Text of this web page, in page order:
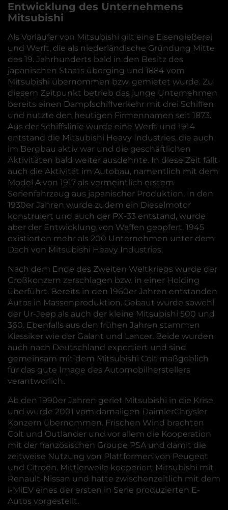
Entwicklung des Unternehmens
Mitsubishi
Als Vorläufer von Mitsubishi gilt eine Eisengießerei
und Werft, die als niederländische Gründung Mitte
des 19. Jahrhunderts bald in den Besitz des
japanischen Staats überging und 1884 vom
Mitsubishi übernommen bzw. gemietet wurde. Zu
diesem Zeitpunkt betrieb das junge Unternehmen
bereits einen Dampfschiffverkehr mit drei Schiffen
und nutzte den heutigen Firmennamen seit 1873.
Aus der Schiffslinie wurde eine Werft und 1914
entstand die Mitsubishi Heavy Industries, die auch
im Bergbau aktiv war und die geschäftlichen
Aktivitäten bald weiter ausdehnte. In diese Zeit fällt
auch die Aktivität im Autobau, namentlich mit dem
Model A von 1917 als vermeintlich erstem
Serienfahrzeug aus japanischer Produktion. In den
1930er Jahren wurde zudem ein Dieselmotor
konstruiert und auch der PX-33 entstand, wurde
aber der Entwicklung von Waffen geopfert. 1945
existierten mehr als 200 Unternehmen unter dem
Dach von Mitsubishi Heavy Industries.
Nach dem Ende des Zweiten Weltkriegs wurde der
Großkonzern zerschlagen bzw. in einer Holding
überführt. Bereits in den 1960er Jahren entstanden
Autos in Massenproduktion. Gebaut wurde sowohl
der Ur-Jeep als auch der kleine Mitsubishi 500 und
360. Ebenfalls aus den frühen Jahren stammen
Klassiker wie der Galant und Lancer. Beide wurden
auch nach Deutschland exportiert und sind
gemeinsam mit dem Mitsubishi Colt maßgeblich
für das gute Image des Automobilherstellers
verantworlich.
Ab den 1990er Jahren geriet Mitsubishi in die Krise
und wurde 2001 vom damaligen DaimlerChrysler
Konzern übernommen. Frischen Wind brachten
Colt und Outlander und vor allem die Kooperation
mit der französischen Groupe PSA und damit die
zeitweise Nutzung von Plattformen von Peugeot
und Citroën. Mittlerweile kooperiert Mitsubishi mit
Renault-Nissan und hatte zwischenzeitlich mit dem
i-MiEV eines der ersten in Serie produzierten E-
Autos vorgestellt.